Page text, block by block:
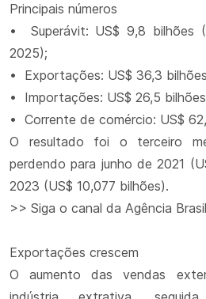
Principais números
• Superávit: US$ 9,8 bilhões
2025);
• Exportações: US$ 36,3
• Importações: US$ 26,5
• Corrente de comércio: US$
O resultado foi o terceiro
perdendo para junho de 2021
2023 (US$ 10,077 bilhões).
>> Siga o canal da Agência
Exportações crescem
O aumento das vendas